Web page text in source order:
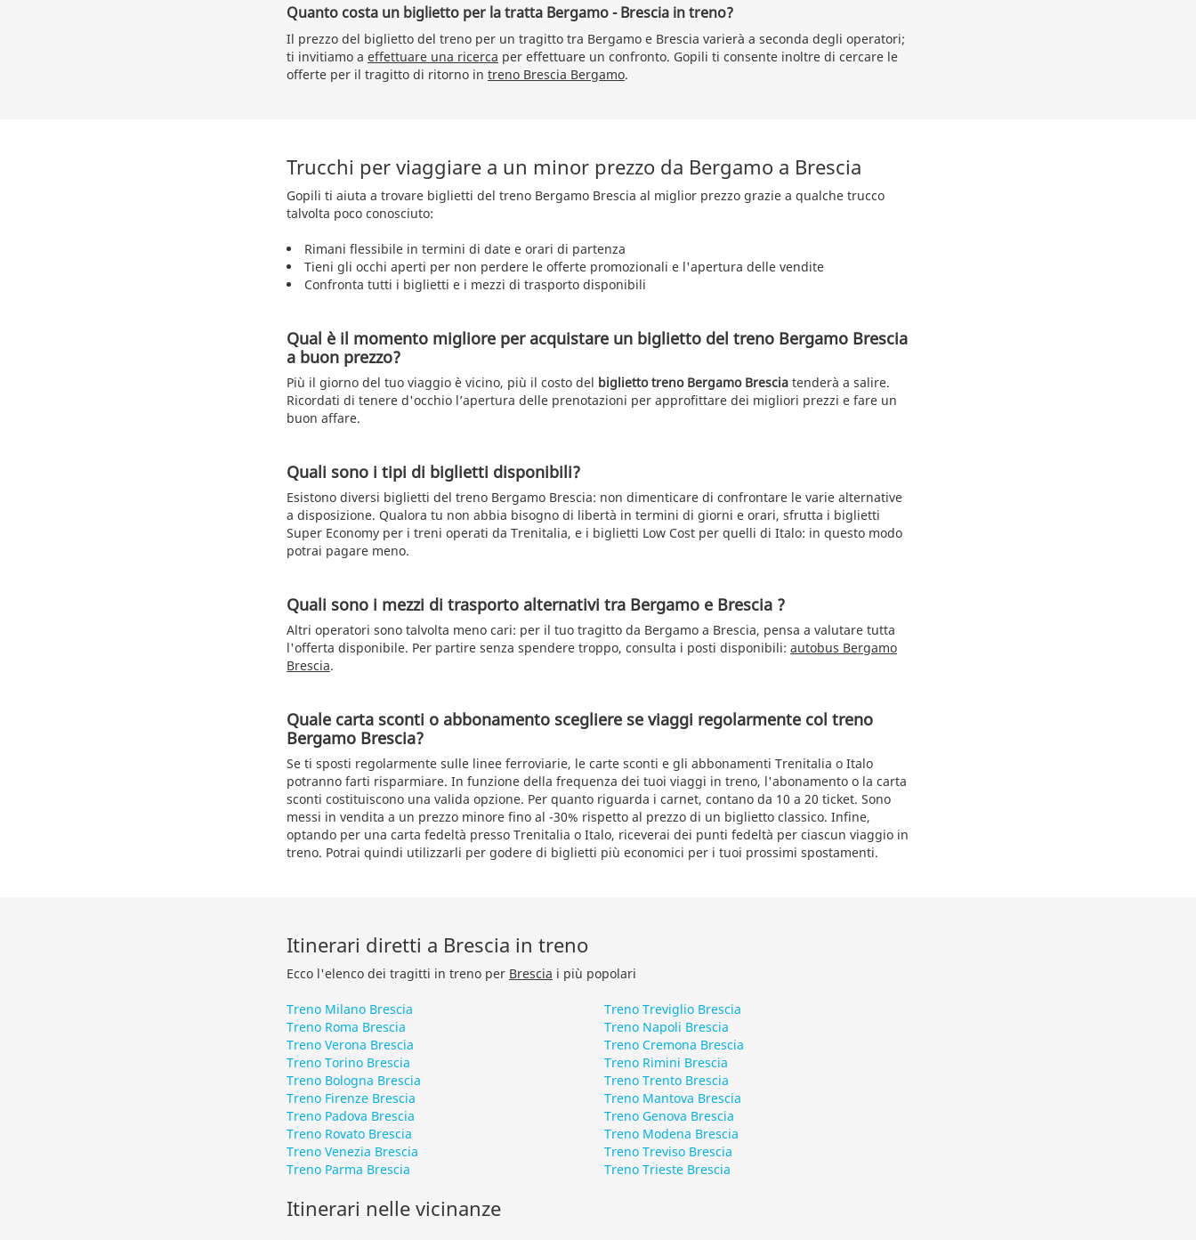
Quanto costa un biglietto per la tratta Bergamo - Brescia in treno?
Il prezzo del biglietto del treno per un tragitto tra Bergamo e Brescia varierà a seconda degli operatori;
ti invitiamo a effettuare una ricerca per effettuare un confronto. Gopili ti consente inoltre di cercare le
offerte per il tragitto di ritorno in treno Brescia Bergamo.
Trucchi per viaggiare a un minor prezzo da Bergamo a Brescia
Gopili ti aiuta a trovare biglietti del treno Bergamo Brescia al miglior prezzo grazie a qualche trucco
talvolta poco conosciuto:
Rimani flessibile in termini di date e orari di partenza
Tieni gli occhi aperti per non perdere le offerte promozionali e l'apertura delle vendite
Confronta tutti i biglietti e i mezzi di trasporto disponibili
Qual è il momento migliore per acquistare un biglietto del treno Bergamo Brescia
a buon prezzo?
Più il giorno del tuo viaggio è vicino, più il costo del biglietto treno Bergamo Brescia tenderà a salire.
Ricordati di tenere d'occhio l’apertura delle prenotazioni per approfittare dei migliori prezzi e fare un
buon affare.
Quali sono i tipi di biglietti disponibili?
Esistono diversi biglietti del treno Bergamo Brescia: non dimenticare di confrontare le varie alternative
a disposizione. Qualora tu non abbia bisogno di libertà in termini di giorni e orari, sfrutta i biglietti
Super Economy per i treni operati da Trenitalia, e i biglietti Low Cost per quelli di Italo: in questo modo
potrai pagare meno.
Quali sono i mezzi di trasporto alternativi tra Bergamo e Brescia ?
Altri operatori sono talvolta meno cari: per il tuo tragitto da Bergamo a Brescia, pensa a valutare tutta
l'offerta disponibile. Per partire senza spendere troppo, consulta i posti disponibili: autobus Bergamo
Brescia.
Quale carta sconti o abbonamento scegliere se viaggi regolarmente col treno
Bergamo Brescia?
Se ti sposti regolarmente sulle linee ferroviarie, le carte sconti e gli abbonamenti Trenitalia o Italo
potranno farti risparmiare. In funzione della frequenza dei tuoi viaggi in treno, l'abonamento o la carta
sconti costituiscono una valida opzione. Per quanto riguarda i carnet, contano da 10 a 20 ticket. Sono
messi in vendita a un prezzo minore fino al -30% rispetto al prezzo di un biglietto classico. Infine,
optando per una carta fedeltà presso Trenitalia o Italo, riceverai dei punti fedeltà per ciascun viaggio in
treno. Potrai quindi utilizzarli per godere di biglietti più economici per i tuoi prossimi spostamenti.
Itinerari diretti a Brescia in treno
Ecco l'elenco dei tragitti in treno per Brescia i più popolari
Treno Milano Brescia
Treno Roma Brescia
Treno Verona Brescia
Treno Torino Brescia
Treno Bologna Brescia
Treno Firenze Brescia
Treno Padova Brescia
Treno Rovato Brescia
Treno Venezia Brescia
Treno Parma Brescia
Treno Treviglio Brescia
Treno Napoli Brescia
Treno Cremona Brescia
Treno Rimini Brescia
Treno Trento Brescia
Treno Mantova Brescia
Treno Genova Brescia
Treno Modena Brescia
Treno Treviso Brescia
Treno Trieste Brescia
Itinerari nelle vicinanze